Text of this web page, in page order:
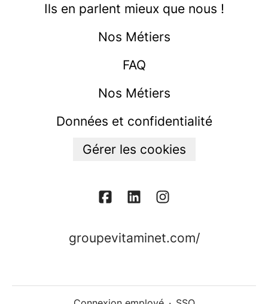
Ils en parlent mieux que nous !
Nos Métiers
FAQ
Nos Métiers
Données et confidentialité
Gérer les cookies
groupevitaminet.com/